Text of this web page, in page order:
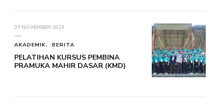
27 NOVEMBER 2023
AKADEMIK BERITA
PELATIHAN KURSUS PEMBINA
PRAMUKA MAHIR DASAR (KMD)